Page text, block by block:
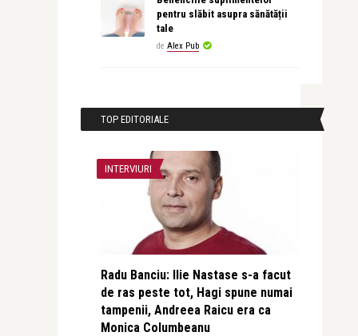
pentru slăbit asupra sănătății
tale
de Alex Pub
TOP EDITORIALE
INTERVIURI
Radu Banciu: Ilie Nastase s-a facut
de ras peste tot, Hagi spune numai
tampenii, Andreea Raicu era ca
Monica Columbeanu